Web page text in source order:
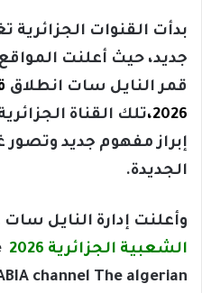
بدأت القنوات
جديد، حيث أعلنت
قمر النايل سات انطلاق
2026، تلك القناة
إبراز مفهوم جديد وتصور
الجديدة.
وأعلنت إدارة النايل
الشعبية الجزائرية 2026